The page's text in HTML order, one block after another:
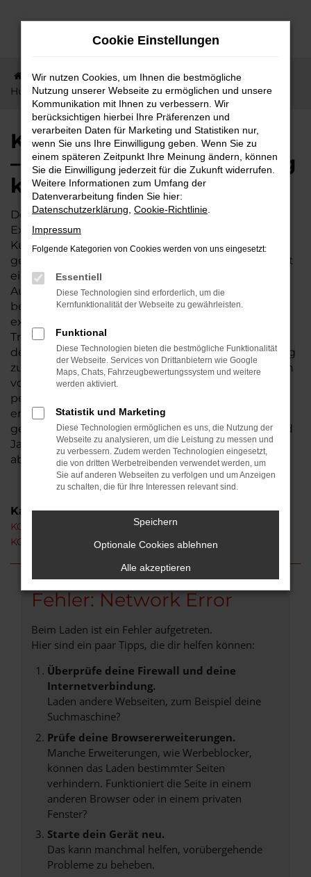
Zum
Startseite Hungen KGM
Kurze Wege nach
Hungen – jetzt KGM Rexton günstig kaufen
Kurze Wege nach Hungen
– jetzt KGM Rexton günstig
kaufen
Der KGM Rexton wird gleichermaßen von
Expertinnen und Experten wie von unserer
Kundschaft aus Hungen und Umgebung
geschätzt. Dieses Fahrzeug ist vielseitig und bietet
ein exzellentes Preis-Leistungs-Verhältnis. Wer im
Autohaus Lisson kauft, darf sich zudem auf einige
besondere Vorteile freuen. Unser Familienbetrieb
existiert seit 1974, somit sind wir ein
Traditionsunternehmen und seit der Gründung in
der Wetterau beheimatet. Aus Hungen ist der Weg
zu uns nicht weit. Bestimmt haben auch Sie schon
von uns gehört – wir laden Sie herzlich ein, uns
persönlich kennen zu lernen. Ihren KGM Rexton
erhalten Sie auf Wunsch als Neuwagen oder auch
gebraucht. Hinzu kommen Tageszulassungen und
Jahreswagen, die unser breites Sortiment
abrunden.
Kategorie
KGM Rexton Hungen
KGM Rexton Neuwagen Hungen
Fehler: Network Error
Beim Laden ist ein Fehler aufgetreten.
Hier sind ein paar Tipps, die dir helfen können:
Überprüfe deine Firewall und deine
Internetverbindung.
Laden andere Webseiten, zum Beispiel deine
Suchmaschine?
Prüfe deine Browsererweiterungen.
Manche Erweiterungen, wie Werbeblocker,
können das Laden bestimmter Seiten
verhindern. Funktioniert die Seite in einem
anderen Browser oder in einem privaten
Fenster?
Starte dein Gerät neu.
Das kann manchmal helfen, vorübergehende
Probleme zu beheben.
Cookie Einstellungen
Wir nutzen Cookies, um Ihnen die bestmögliche
Nutzung unserer Webseite zu ermöglichen und unsere
Kommunikation mit Ihnen zu verbessern. Wir
berücksichtigen hierbei Ihre Präferenzen und
verarbeiten Daten für Marketing und Statistiken nur,
wenn Sie uns Ihre Einwilligung geben. Wenn Sie zu
einem späteren Zeitpunkt Ihre Meinung ändern, können
Sie die Einwilligung jederzeit für die Zukunft widerrufen.
Weitere Informationen zum Umfang der
Datenverarbeitung finden Sie hier:
Datenschutzerklärung Cookie-Richtlinie
Impressum
Folgende Kategorien von Cookies werden von uns eingesetzt:
Essentiell
Diese Technologien sind erforderlich, um die
Kernfunktionalität der Webseite zu gewährleisten.
Funktional
Diese Technologien bieten die bestmögliche Funktionalität
der Webseite. Services von Drittanbietern wie Google
Maps, Chats, Fahrzeugbewertungssystem und weitere
werden aktiviert.
Statistik und Marketing
Diese Technologien ermöglichen es uns, die Nutzung der
Webseite zu analysieren, um die Leistung zu messen und
zu verbessern. Zudem werden Technologien eingesetzt,
die von dritten Werbetreibenden verwendet werden, um
Sie auf anderen Webseiten zu verfolgen und um Anzeigen
zu schalten, die für Ihre Interessen relevant sind.
Speichern
Optionale Cookies ablehnen
Alle akzeptieren